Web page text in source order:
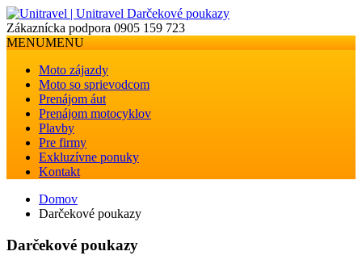
Zákaznícka podpora 0905 159 723
MENUMENU
Moto zájazdy
Moto so sprievodcom
Prenájom áut
Prenájom motocyklov
Plavby
Pre firmy
Exkluzívne ponuky
Kontakt
Domov
Darčekové poukazy
Darčekové poukazy